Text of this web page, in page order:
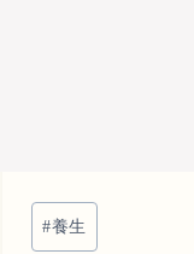
投
稿
#養生